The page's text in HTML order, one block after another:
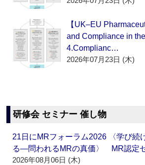
【UK–EU
and Compliance in
4.Complianc…
2026年07月23日 (木)
研修会 セミナー 催し物
21日にMRフォーラム2026 〈学び続
る―問われるMRの真価〉 MR認定
2026年08月06日 (木)